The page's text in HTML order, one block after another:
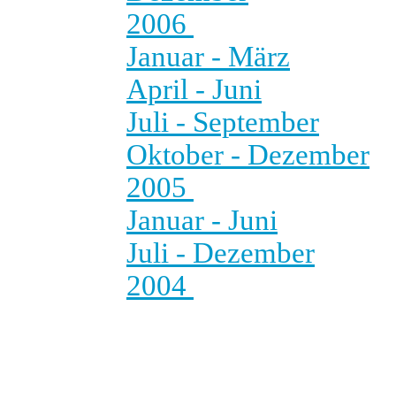
2006
Januar - März
April - Juni
Juli - September
Oktober - Dezember
2005
Januar - Juni
Juli - Dezember
2004